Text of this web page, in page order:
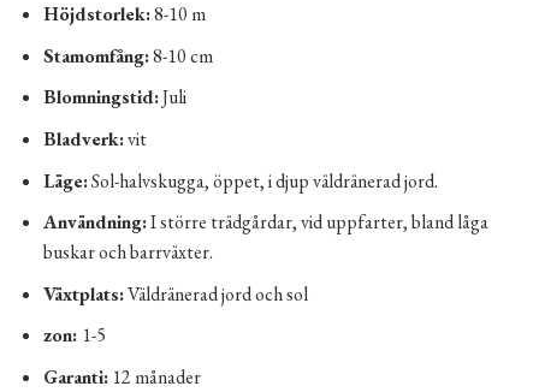
Höjdstorlek:8-10 m
Stamomfång:8-10 cm
Blomningstid:Juli
Bladverk:vit
Läge:Sol-halvskugga, öppet, i djup väldränerad jord.
Användning:I större trädgårdar, vid uppfarter, bland låga
buskar och barrväxter.
Växtplats:Väldränerad jord och sol
zon: 1-5
Garanti:12 månader